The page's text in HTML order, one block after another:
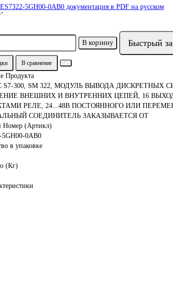
5GH00-0AB0 документация в PDF на русском
В корзину Быстрый
В сравнение
Продукта
S7-300, SM 322, МОДУЛЬ ВЫВОДА ДИСКРЕТНЫХ
ВНЕШНИХ И ВНУТРЕННИХ ЦЕПЕЙ, 16
РЕЛЕ, 24...48В ПОСТОЯННОГО ИЛИ
СОЕДИНИТЕЛЬ ЗАКАЗЫВАЕТСЯ ОТ
Номер (Артикл)
5GH00-0AB0
в упаковке
(Кг)